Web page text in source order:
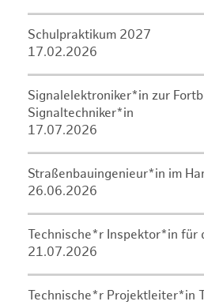
Schulpraktikum 2027
17.02.2026
Signalelektroniker*in zur
Signaltechniker*in
17.07.2026
Straßenbauingenieur*in im
26.06.2026
Technische*r Inspektor*in für
21.07.2026
Technische*r Projektleiter*in